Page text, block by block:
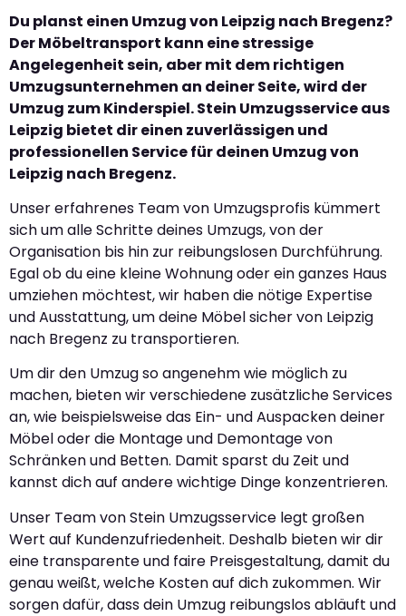
Du planst einen Umzug von Leipzig nach Bregenz?
Der Möbeltransport kann eine stressige
Angelegenheit sein, aber mit dem richtigen
Umzugsunternehmen an deiner Seite, wird der
Umzug zum Kinderspiel. Stein Umzugsservice aus
Leipzig bietet dir einen zuverlässigen und
professionellen Service für deinen Umzug von
Leipzig nach Bregenz.
Unser erfahrenes Team von Umzugsprofis kümmert
sich um alle Schritte deines Umzugs, von der
Organisation bis hin zur reibungslosen Durchführung.
Egal ob du eine kleine Wohnung oder ein ganzes Haus
umziehen möchtest, wir haben die nötige Expertise
und Ausstattung, um deine Möbel sicher von Leipzig
nach Bregenz zu transportieren.
Um dir den Umzug so angenehm wie möglich zu
machen, bieten wir verschiedene zusätzliche Services
an, wie beispielsweise das Ein- und Auspacken deiner
Möbel oder die Montage und Demontage von
Schränken und Betten. Damit sparst du Zeit und
kannst dich auf andere wichtige Dinge konzentrieren.
Unser Team von Stein Umzugsservice legt großen
Wert auf Kundenzufriedenheit. Deshalb bieten wir dir
eine transparente und faire Preisgestaltung, damit du
genau weißt, welche Kosten auf dich zukommen. Wir
sorgen dafür, dass dein Umzug reibungslos abläuft und